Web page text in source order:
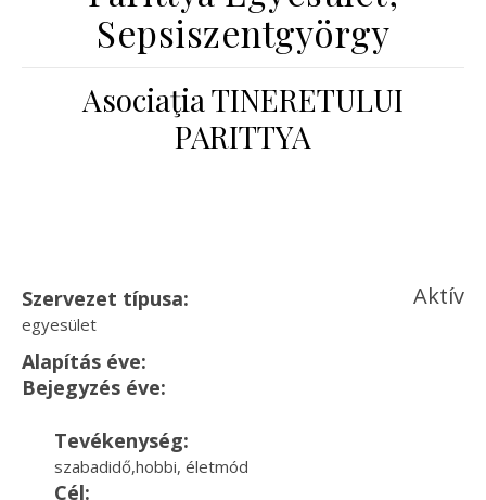
Sepsiszentgyörgy
Asociaţia TINERETULUI
PARITTYA
Szervezet típusa:
egyesület
Aktív
Alapítás éve:
Bejegyzés éve:
Tevékenység:
szabadidő,hobbi, életmód
Cél: